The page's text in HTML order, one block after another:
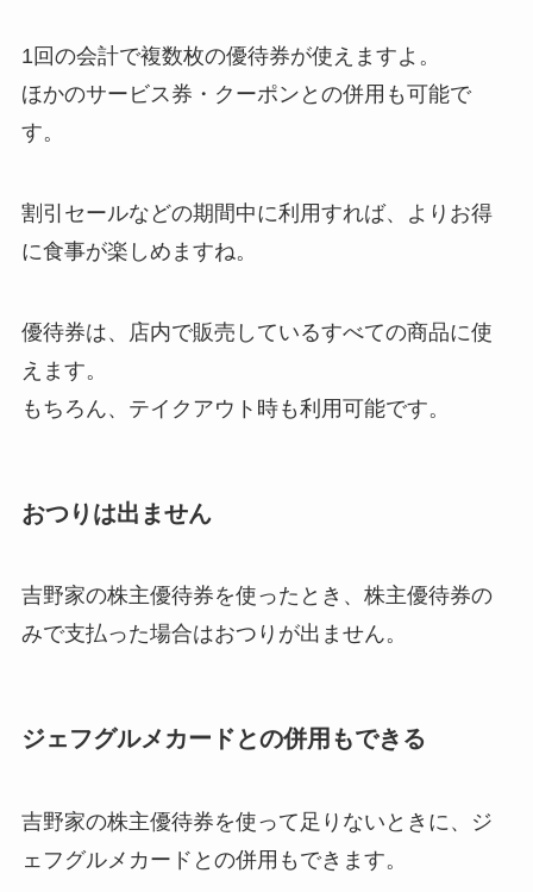
1回の会計で複数枚の優待券が使えますよ。
ほかのサービス券・クーポンとの併用も可能で
す。
割引セールなどの期間中に利用すれば、よりお得
に食事が楽しめますね。
優待券は、店内で販売しているすべての商品に使
えます。
もちろん、テイクアウト時も利用可能です。
おつりは出ません
吉野家の株主優待券を使ったとき、株主優待券の
みで支払った場合はおつりが出ません。
ジェフグルメカードとの併用もできる
吉野家の株主優待券を使って足りないときに、ジ
ェフグルメカードとの併用もできます。